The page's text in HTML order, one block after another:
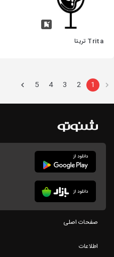
Trita تریتا
1
2
3
4
5
صفحات اصلی
اطلاعات